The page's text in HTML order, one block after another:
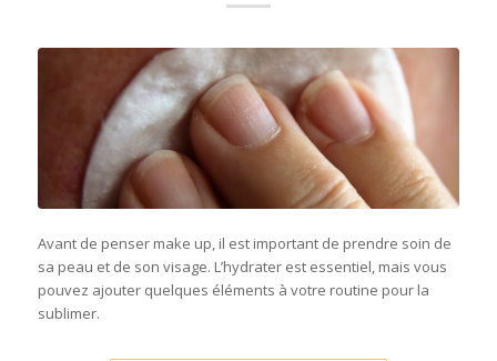
Avant de penser make up, il est important de prendre soin de
sa peau et de son visage. L’hydrater est essentiel, mais vous
pouvez ajouter quelques éléments à votre routine pour la
sublimer.